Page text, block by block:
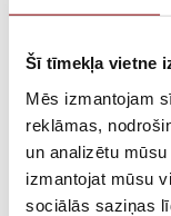
Šī tīmekļa vietne
Mēs izmantojam
reklāmas,
un analizētu
izmantojat mūsu
sociālās saziņas
Skatīt vairāk
E-veikals